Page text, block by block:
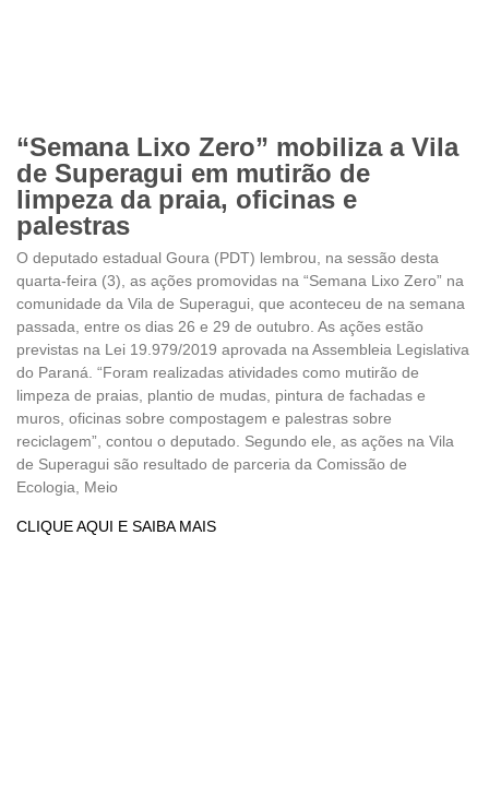
“Semana Lixo Zero” mobiliza a Vila
de Superagui em mutirão de
limpeza da praia, oficinas e
palestras
O deputado estadual Goura (PDT) lembrou, na sessão desta
quarta-feira (3), as ações promovidas na “Semana Lixo Zero” na
comunidade da Vila de Superagui, que aconteceu de na semana
passada, entre os dias 26 e 29 de outubro. As ações estão
previstas na Lei 19.979/2019 aprovada na Assembleia Legislativa
do Paraná. “Foram realizadas atividades como mutirão de
limpeza de praias, plantio de mudas, pintura de fachadas e
muros, oficinas sobre compostagem e palestras sobre
reciclagem”, contou o deputado. Segundo ele, as ações na Vila
de Superagui são resultado de parceria da Comissão de
Ecologia, Meio
CLIQUE AQUI E SAIBA MAIS